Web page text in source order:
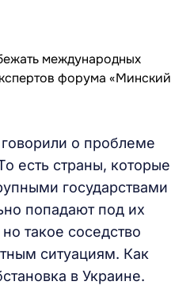
о проблеме
есть страны, которые
государствами
попадают под их
такое соседство
ситуациям. Как
в Украине.